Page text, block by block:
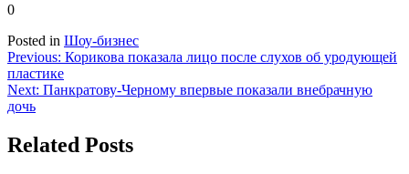
0
Posted in Шоу-бизнес
Навигация
по
записям
Previous: Корикова показала лицо после слухов об уродующей
пластике
Next: Панкратову-Черному впервые показали внебрачную
дочь
Related Posts